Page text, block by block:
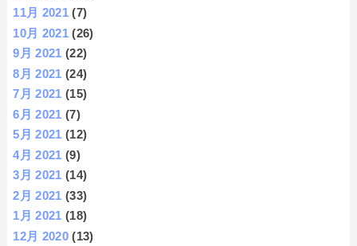
11月 2021 (7)
10月 2021 (26)
9月 2021 (22)
8月 2021 (24)
7月 2021 (15)
6月 2021 (7)
5月 2021 (12)
4月 2021 (9)
3月 2021 (14)
2月 2021 (33)
1月 2021 (18)
12月 2020 (13)